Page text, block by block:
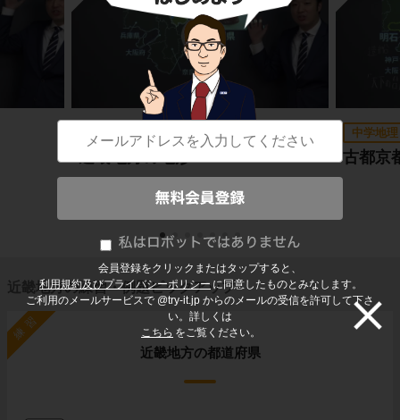
会員登録をクリックまたはタップすると、
利用規約及びプライバシーポリシー に同意したものとみなします。
ご利用のメールサービスで @try-it.jp からのメールの受信を許可して下さ
い。詳しくは
こちら をご覧ください。
近畿地方の地形
中学地理
古都京
中学地理
近畿地方の練習・例題ピックアップ
練習
近畿地方の都道府県